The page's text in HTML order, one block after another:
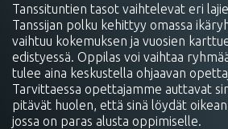
Tanssituntien tasot vaihtelevat eri
Tanssijan polku kehittyy omassa
vaihtuu kokemuksen ja vuosien
edistyessä. Oppilas voi vaihtaa
tulee aina keskustella ohjaavan
Tarvittaessa opettajamme auttavat
pitävät huolen, että sinä löydät
jossa on paras alusta oppimiselle.